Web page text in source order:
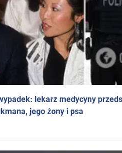
lekarz medycyny
jego żony i psa